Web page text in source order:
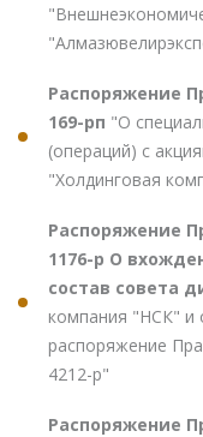
Распоряжение
169-рп "О
(операций) с
"Холдинговая
Распоряжение
1176-р О
состав совета
компания "НСК" и
распоряжение
4212-р"
Распоряжение